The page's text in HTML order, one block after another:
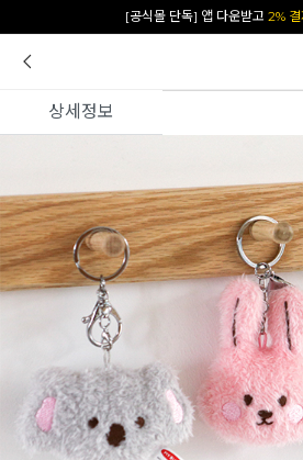
카카오 플친 추가하면1천원 즉
상세정보